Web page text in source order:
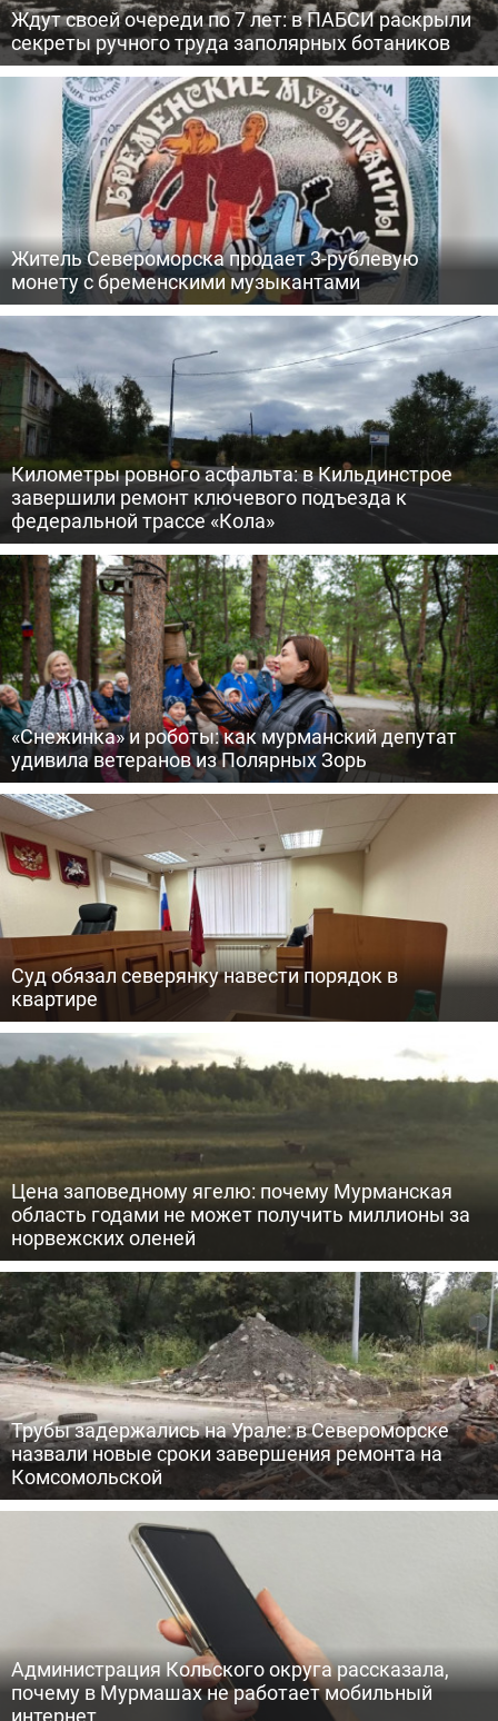
Ждут своей очереди по 7 лет: в ПАБСИ раскрыли
секреты ручного труда заполярных ботаников
Житель Североморска продает 3-рублевую
монету с бременскими музыкантами
Километры ровного асфальта: в Кильдинстрое
завершили ремонт ключевого подъезда к
федеральной трассе «Кола»
«Снежинка» и роботы: как мурманский депутат
удивила ветеранов из Полярных Зорь
Суд обязал северянку навести порядок в
квартире
Цена заповедному ягелю: почему Мурманская
область годами не может получить миллионы за
норвежских оленей
Трубы задержались на Урале: в Североморске
назвали новые сроки завершения ремонта на
Комсомольской
Администрация Кольского округа рассказала,
почему в Мурмашах не работает мобильный
интернет